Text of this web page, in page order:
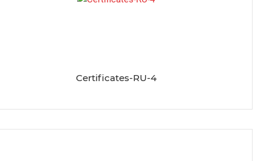
Certificates-RU-4